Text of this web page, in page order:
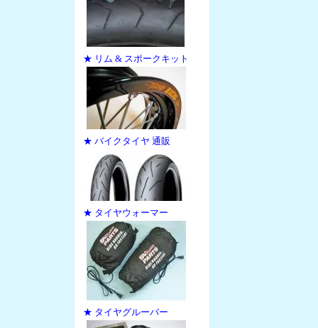
★ リム & スポークキット
★ バイクタイヤ 通販
★ タイヤウォーマー
★ タイヤグルーバー